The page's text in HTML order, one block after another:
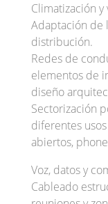
Climatización
Adaptación de
distribución.
Redes de
elementos de
diseño
Sectorización
diferentes
abiertos,
Voz, datos y
Cableado